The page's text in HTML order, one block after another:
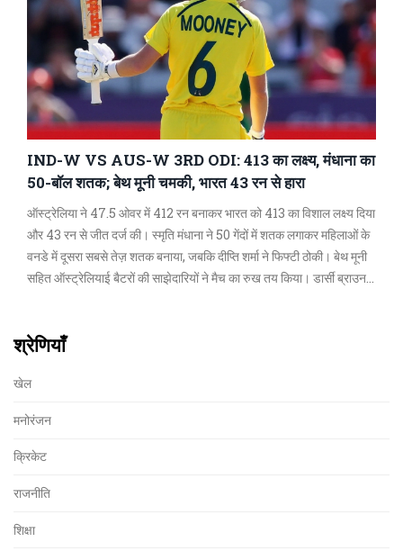
IND-W VS AUS-W 3RD ODI: 413 का लक्ष्य, मंधाना का
50-बॉल शतक; बेथ मूनी चमकी, भारत 43 रन से हारा
ऑस्ट्रेलिया ने 47.5 ओवर में 412 रन बनाकर भारत को 413 का विशाल लक्ष्य दिया
और 43 रन से जीत दर्ज की। स्मृति मंधाना ने 50 गेंदों में शतक लगाकर महिलाओं के
वनडे में दूसरा सबसे तेज़ शतक बनाया, जबकि दीप्ति शर्मा ने फिफ्टी ठोकी। बेथ मूनी
सहित ऑस्ट्रेलियाई बैटरों की साझेदारियों ने मैच का रुख तय किया। डार्सी ब्राउन ने
श्रेणियाँ
खेल
मनोरंजन
क्रिकेट
राजनीति
शिक्षा